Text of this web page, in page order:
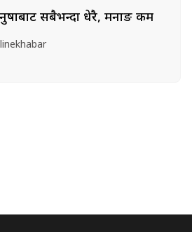
सबैभन्दा धेरै, मनाङ कम